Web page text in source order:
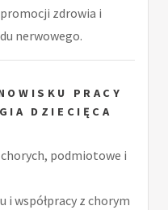
zdrowia i
nerwowego.
PRACY
DZIECIĘCA
podmiotowe i
współpracy z chorym